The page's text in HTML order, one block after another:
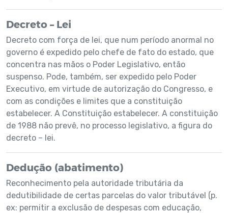
Decreto – Lei
Decreto com força de lei, que num período anormal no
governo é expedido pelo chefe de fato do estado, que
concentra nas mãos o Poder Legislativo, então
suspenso. Pode, também, ser expedido pelo Poder
Executivo, em virtude de autorização do Congresso, e
com as condições e limites que a constituição
estabelecer. A Constituição estabelecer. A constituição
de 1988 não prevê, no processo legislativo, a figura do
decreto – lei.
Dedução (abatimento)
Reconhecimento pela autoridade tributária da
dedutibilidade de certas parcelas do valor tributável (p.
ex: permitir a exclusão de despesas com educação,